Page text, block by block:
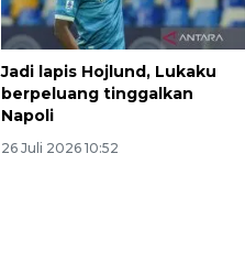
Jadi lapis Hojlund, Lukaku
berpeluang tinggalkan
Napoli
26 Juli 2026 10:52